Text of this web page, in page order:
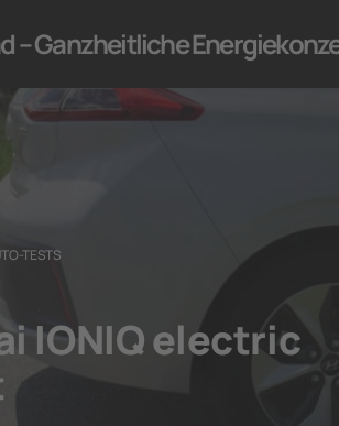
– Ganzheitliche
TESTS
IONIQ electric